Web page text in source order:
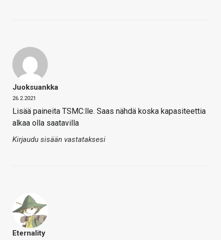
Juoksuankka
26.2.2021
Lisää paineita TSMC:lle. Saas nähdä koska kapasiteettia
alkaa olla saatavilla
Kirjaudu sisään vastataksesi
Eternality